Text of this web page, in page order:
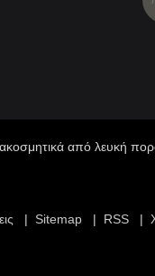
Κίνας
Magnetic
πάτο που
από λευκή
| Sitemap | RSS |